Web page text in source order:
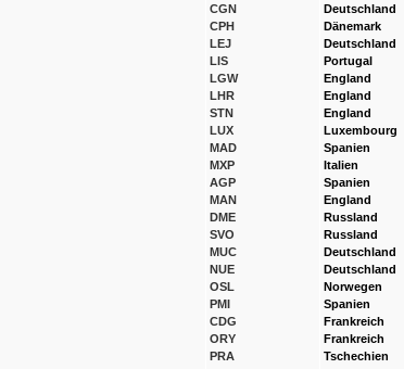
CGN
CPH
LEJ
LIS
LGW
LHR
STN
LUX
MAD
MXP
AGP
MAN
DME
SVO
MUC
NUE
OSL
PMI
CDG
ORY
PRA
Deutschland
Dänemark
Deutschland
Portugal
England
England
England
Luxembourg
Spanien
Italien
Spanien
England
Russland
Russland
Deutschland
Deutschland
Norwegen
Spanien
Frankreich
Frankreich
Tschechien